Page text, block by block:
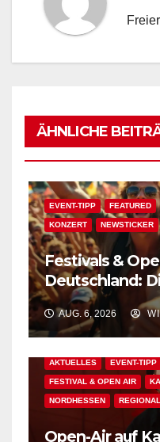
ÄHNLICHE
EVENT-TIPP FEATURED
KONZERT NEWSTICKER
Festivals &
Deutschland:
Events warten
AUG. 6, 2026
AKTUELLES EVENT-TIPP
FESTIVAL & OPEN AIR
NORDHESSEN REGIONAL
Open-Air auf